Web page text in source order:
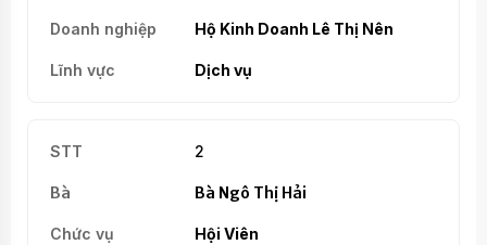
Hộ Kinh Doanh Lê Thị Nên
Dịch vụ
2
Bà Ngô Thị Hải
Hội Viên